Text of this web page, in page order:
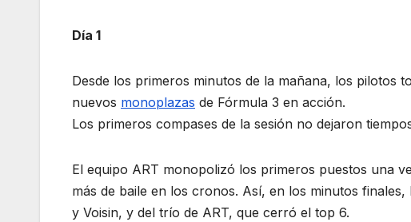
Día 1
Desde los primeros minutos de la mañana, los pilotos
nuevos monoplazas de Fórmula 3 en acción.
Los primeros compases de la sesión no dejaron
El equipo ART monopolizó los primeros puestos una
más de baile en los cronos. Así, en los minutos
y Voisin, y del trío de ART, que cerró el top 6.